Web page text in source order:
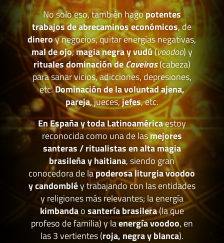
No solo eso, también hagopotentes
trabajos de abrecaminos económicos, de
dineroy negocios, quitar energías negativas,
mal de ojo,magia negra y vudú(voodoo) y
rituales dominación deCaveiras(cabeza)
para sanar vicios, adicciones, depresiones,
etc.Dominación de la voluntad ajena,
pareja, jueces,jefes, etc.
En España y toda Latinoaméricaestoy
reconocida como una de lasmejores
santeras / ritualistas en alta magia
brasileña y haitiana, siendo gran
conocedora de lapoderosa liturgia voodoo
y candombléy trabajando con las entidades
y religiones más relevantes; la energía
kimbandaosantería brasilera(la que
profeso de familia) y laenergía voodoo, en
las 3 vertientes (roja, negra y blanca).